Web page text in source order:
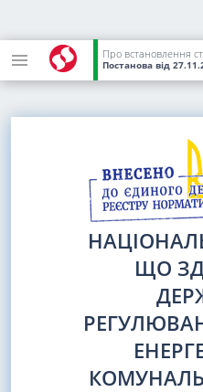
Постанова від
ЩО